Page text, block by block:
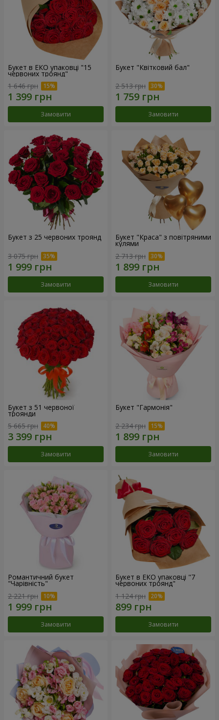
Букет в ЕКО упаковці "15
червоних троянд"
1 646 грн
Замовити
Букет "Квітковий бал"
2 513 грн
Замовити
Букет з 25 червоних троянд
3 075 грн
Замовити
Букет "Краса" з повітряними
кулями
2 713 грн
Замовити
Букет з 51 червоної
троянди
5 665 грн
Замовити
Букет "Гармонія"
2 234 грн
Замовити
Романтичний букет
"Чарівність"
2 221 грн
Замовити
Букет в ЕКО упаковці "7
червоних троянд"
1 124 грн
Замовити